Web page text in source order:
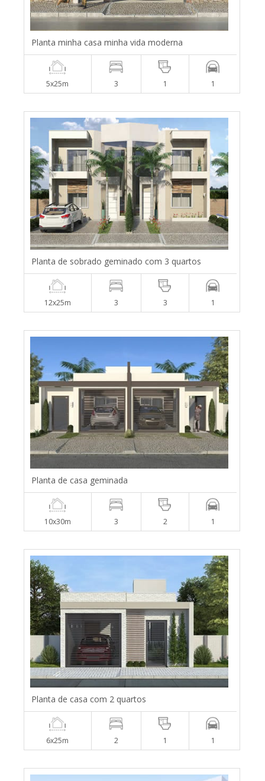
Planta minha casa minha vida moderna
5x25m 3 1 1
Planta de sobrado geminado com 3 quartos
12x25m 3 3 1
Planta de casa geminada
10x30m 3 2 1
Planta de casa com 2 quartos
6x25m 2 1 1